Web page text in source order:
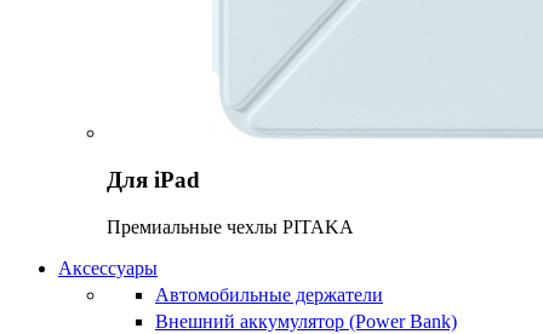
Для iPad
Премиальные чехлы PITAKA
Аксессуары
Автомобильные держатели
Внешний аккумулятор (Power Bank)